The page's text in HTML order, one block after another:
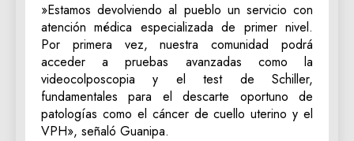
​»Estamos devolviendo al pueblo un servicio con
atención médica especializada de primer nivel.
Por primera vez, nuestra comunidad podrá
acceder a pruebas avanzadas como la
videocolposcopia y el test de Schiller,
fundamentales para el descarte oportuno de
patologías como el cáncer de cuello uterino y el
VPH», señaló Guanipa.